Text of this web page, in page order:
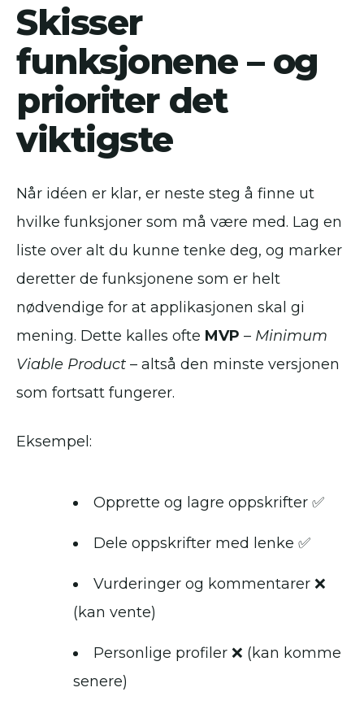
Skisser
funksjonene – og
prioriter det
viktigste
Når idéen er klar, er neste steg å finne ut
hvilke funksjoner som må være med. Lag en
liste over alt du kunne tenke deg, og marker
deretter de funksjonene som er helt
nødvendige for at applikasjonen skal gi
mening. Dette kalles ofte MVP – Minimum
Viable Product – altså den minste versjonen
som fortsatt fungerer.
Eksempel:
Opprette og lagre oppskrifter ✅
Dele oppskrifter med lenke ✅
Vurderinger og kommentarer ❌
(kan vente)
Personlige profiler ❌ (kan komme
senere)